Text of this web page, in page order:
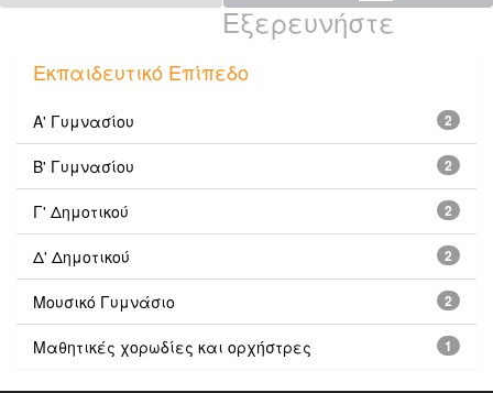
Εξερευνήστε
Εκπαιδευτικό Επίπεδο
2
Α' Γυμνασίου
2
Β' Γυμνασίου
2
Γ' Δημοτικού
2
Δ' Δημοτικού
2
Μουσικό Γυμνάσιο
1
Μαθητικές χορωδίες και ορχήστρες